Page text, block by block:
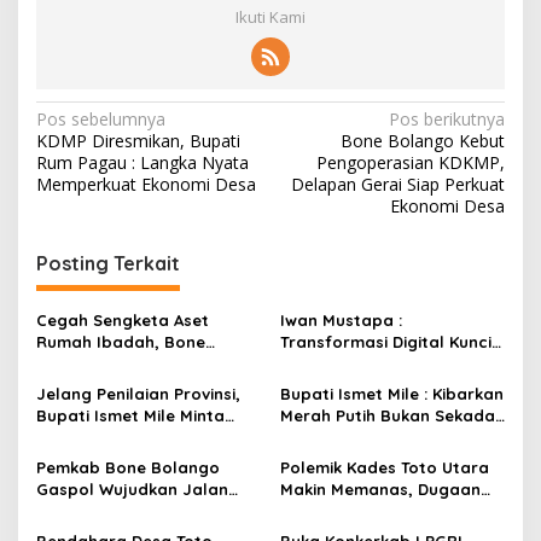
Ikuti Kami
N
a
v
g
a
s
p
o
s
Pos sebelumnya
KDMP Diresmikan, Bupati
Rum Pagau : Langka Nyata
Memperkuat Ekonomi Desa
Pos berikutnya
Bone Bolango Kebut
Pengoperasian KDKMP,
Delapan Gerai Siap Perkuat
Ekonomi Desa
Posting Terkait
Cegah Sengketa Aset
Rumah Ibadah, Bone
Isbat Wakaf dan Sertifikasi
Tanah
Iwan Mustapa :
Transformasi Digital Kunci
Masyarakat Hidup Bersih
dan Sehat
Jelang Penilaian Provinsi,
Bupati Ismet Mile Minta
Pelayanan Posyandu
Bupati Ismet Mile : Kibarkan
Merah Putih Bukan Sekadar
Cinta Tanah Air
Pemkab Bone Bolango
Gaspol Wujudkan Jalan
Menteri Kehutanan Jadi
Polemik Kades Toto Utara
Makin Memanas, Dugaan
Jadi Sorotan Pemkab